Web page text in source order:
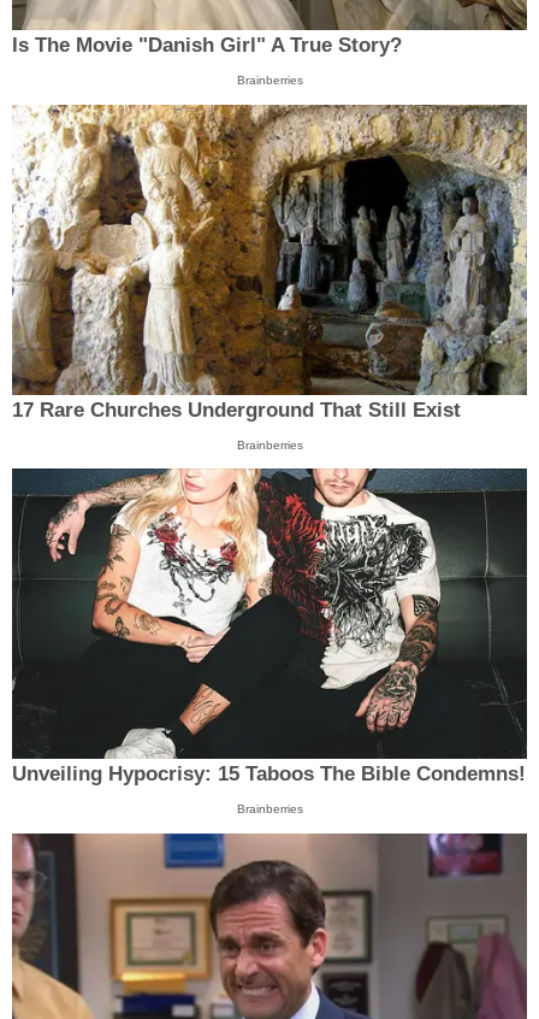
Is The Movie "Danish Girl" A True Story?
Brainberries
17 Rare Churches Underground That Still Exist
Brainberries
Unveiling Hypocrisy: 15 Taboos The Bible Condemns!
Brainberries